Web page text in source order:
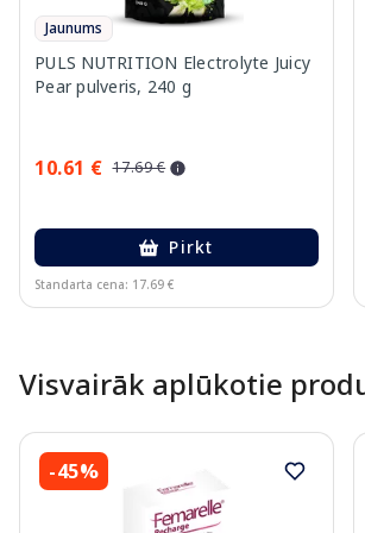
Jaunums
PULS NUTRITION Electrolyte Juicy
Pear pulveris, 240 g
10.61 € 17.69 €
Pirkt
Standarta cena: 17.69 €
Visvairāk aplūkotie
-45%